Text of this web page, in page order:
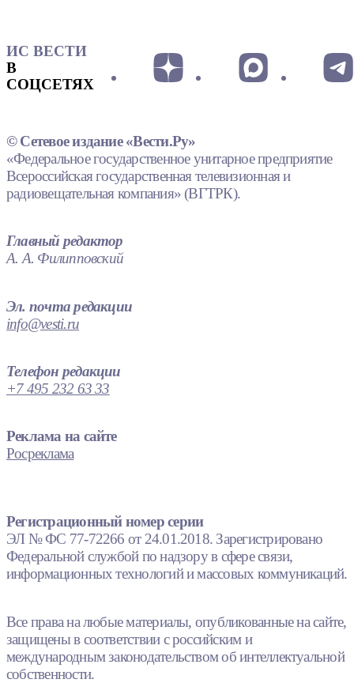
ИС ВЕСТИ
В
СОЦСЕТЯХ
© Сетевое издание «Вести.Ру»
«Федеральное государственное унитарное предприятие
Всероссийская государственная телевизионная и
радиовещательная компания» (ВГТРК).
Главный редактор
А. А. Филипповский
Эл. почта редакции
info@vesti.ru
Телефон редакции
+7 495 232 63 33
Реклама на сайте
Росреклама
Регистрационный номер серии
ЭЛ № ФС 77-72266 от 24.01.2018. Зарегистрировано
Федеральной службой по надзору в сфере связи,
информационных технологий и массовых коммуникаций.
Все права на любые материалы, опубликованные на сайте,
защищены в соответствии с российским и
международным законодательством об интеллектуальной
собственности.